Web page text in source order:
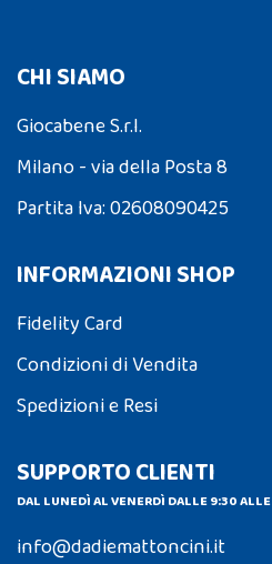
CHI SIAMO
Giocabene S.r.l.
Milano - via della Posta 8
Partita Iva: 02608090425
INFORMAZIONI SHOP
Fidelity Card
Condizioni di Vendita
Spedizioni e Resi
SUPPORTO CLIENTI
DAL LUNEDÌ AL VENERDÌ DALLE 9:30
info@dadiemattoncini.it